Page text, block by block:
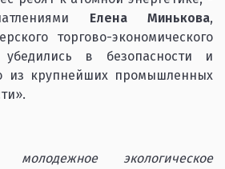
Елена Минькова,
торгово-экономического
в безопасности и
из крупнейших промышленных
экологическое